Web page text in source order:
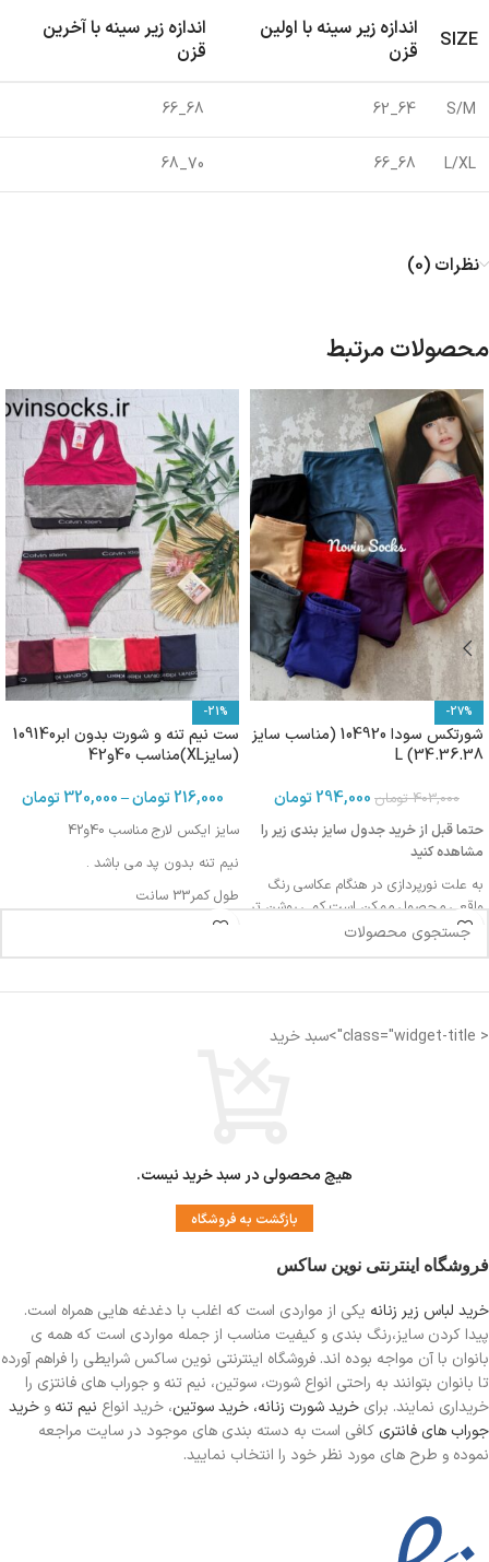
SIZE
اندازه زیر سینه با اولین
قزن
اندازه زیر سینه با آخرین
قزن
S/M
64_62
68_66
L/XL
68_66
70_68
نظرات (0)
محصولات مرتبط
-27%
شورتکس سودا 104920 (مناسب سایز
34.36.38) L
403,000 تومان 294,000تومان
حتما قبل از خرید جدول سایز بندی زیر را
مشاهده کنید
به علت نورپردازی در هنگام عکاسی رنگ
واقعی محصول ممکن است کمی روشن تر
یا تیره تر باشد
اندازه کمر: 29 الی 30 سانتی متر
اندازه فاق : 22 الی 23 سانتی متر
-21%
ست نیم تنه و شورت بدون ابر109140
(سایزXL)مناسب 40و42
216,000 تومان–
320,000 تومان
سایز ایکس لارج مناسب 40و42
نیم تنه بدون پد می باشد .
طول کمر33 سانت
دورتادورکمر درحالت کشیده 74 سانت
طول شورت 35 سانت
دورتادورشورت درحالت کشیده 75 سانت
< class="widget-title">سبد خرید
هیچ محصولی در سبد خرید نیست.
بازگشت به فروشگاه
فروشگاه اینترنتی نوین ساکس
خرید لباس زیر زنانه یکی از مواردی است که اغلب با دغدغه هایی همراه است.
پیدا کردن سایز،رنگ بندی و کیفیت مناسب از جمله مواردی است که همه ی
بانوان با آن مواجه بوده اند. فروشگاه اینترنتی نوین ساکس شرایطی را فراهم آورده
تا بانوان بتوانند به راحتی انواع شورت، سوتین، نیم تنه و جوراب های فانتزی را
خریداری نمایند. برای خرید شورت زنانه، خرید سوتین، خرید انواع نیم تنه و خرید
جوراب های فانتری کافی است به دسته بندی های موجود در سایت مراجعه
نموده و طرح های مورد نظر خود را انتخاب نمایید.